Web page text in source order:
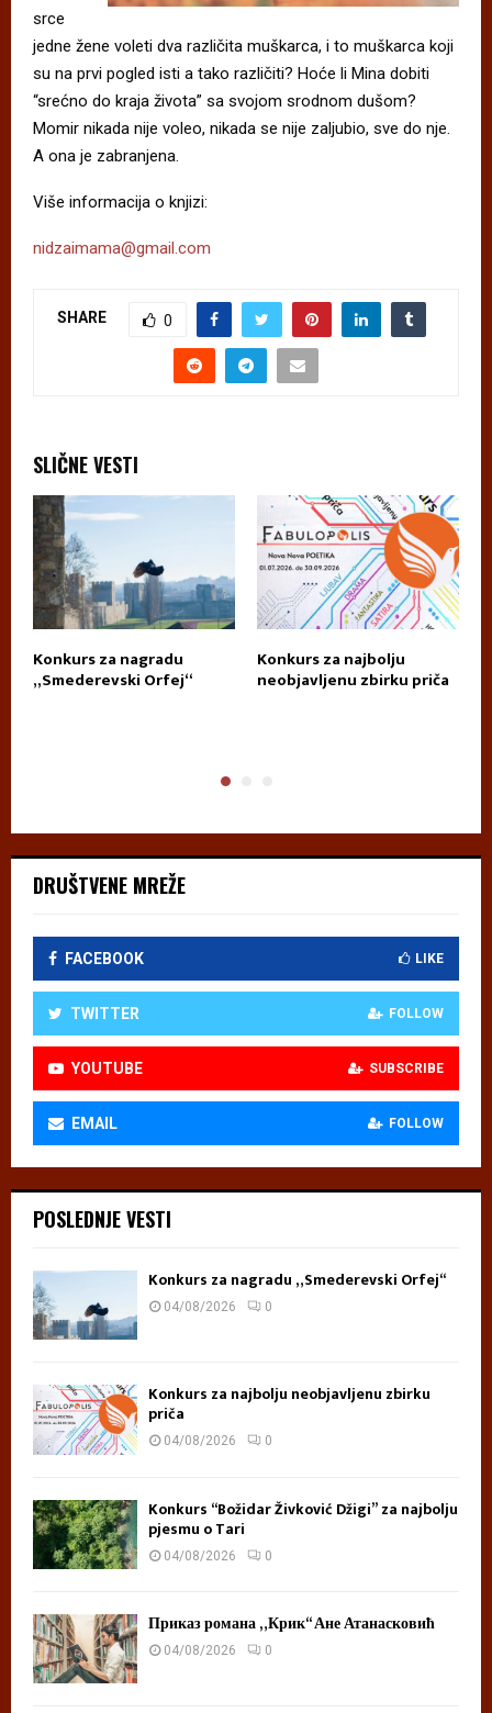
srce
jedne žene voleti dva različita muškarca, i to muškarca koji
su na prvi pogled isti a tako različiti? Hoće li Mina dobiti
“srećno do kraja života” sa svojom srodnom dušom?
Momir nikada nije voleo, nikada se nije zaljubio, sve do nje.
A ona je zabranjena.
Više informacija o knjizi:
nidzaimama@gmail.com
SHARE 0
SLIČNE VESTI
Konkurs za nagradu
„Smederevski Orfej“
Konkurs za najbolju
neobjavljenu zbirku priča
DRUŠTVENE MREŽE
FACEBOOK LIKE
TWITTER FOLLOW
YOUTUBE SUBSCRIBE
EMAIL FOLLOW
POSLEDNJE VESTI
Konkurs za nagradu „Smederevski Orfej“
04/08/2026 0
Konkurs za najbolju neobjavljenu zbirku
priča
04/08/2026 0
Konkurs “Božidar Živković Džigi” za najbolju
pjesmu o Tari
04/08/2026 0
Приказ романа „Крик“ Ане Атанасковић
04/08/2026 0